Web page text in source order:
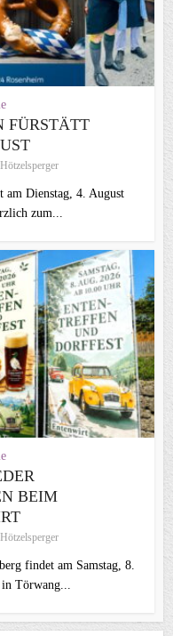
FÜRSTÄTT
am Dienstag, 4. August
zum...
BEIM
findet am Samstag, 8.
Törwang...